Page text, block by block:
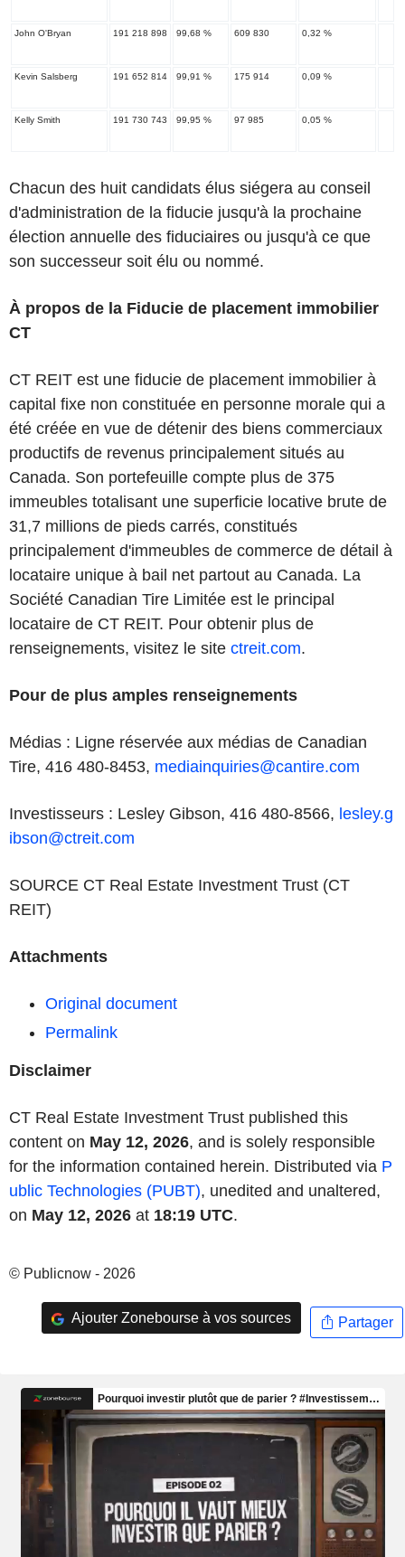
John O'Bryan 191 218 898 99,68 % 609 830 0,32 %
Kevin Salsberg 191 652 814 99,91 % 175 914 0,09 %
Kelly Smith 191 730 743 99,95 % 97 985 0,05 %
Chacun des huit candidats élus siégera au conseil
d'administration de la fiducie jusqu'à la prochaine
élection annuelle des fiduciaires ou jusqu'à ce que
son successeur soit élu ou nommé.
À propos de la Fiducie de placement immobilier
CT
CT REIT est une fiducie de placement immobilier à
capital fixe non constituée en personne morale qui a
été créée en vue de détenir des biens commerciaux
productifs de revenus principalement situés au
Canada. Son portefeuille compte plus de 375
immeubles totalisant une superficie locative brute de
31,7 millions de pieds carrés, constitués
principalement d'immeubles de commerce de détail à
locataire unique à bail net partout au Canada. La
Société Canadian Tire Limitée est le principal
locataire de CT REIT. Pour obtenir plus de
renseignements, visitez le site ctreit.com.
Pour de plus amples renseignements
Médias : Ligne réservée aux médias de Canadian
Tire, 416 480­-8453, mediainquiries@cantire.com
Investisseurs : Lesley Gibson, 416 480-8566, lesley.g
ibson@ctreit.com
SOURCE CT Real Estate Investment Trust (CT
REIT)
Attachments
Original document
Permalink
Disclaimer
CT Real Estate Investment Trust published this
content on May 12, 2026, and is solely responsible
for the information contained herein. Distributed via P
ublic Technologies (PUBT), unedited and unaltered,
on May 12, 2026 at 18:19 UTC.
© Publicnow - 2026
Ajouter Zonebourse à vos sources Partager